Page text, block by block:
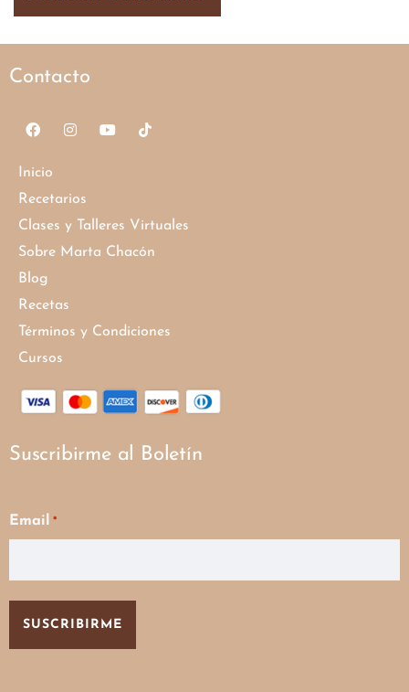
Contacto
Inicio
Recetarios
Clases y Talleres Virtuales
Sobre Marta Chacón
Blog
Recetas
Términos y Condiciones
Cursos
Suscribirme al Boletín
Email *